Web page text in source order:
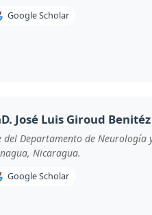
Google Scholar
José Luis Giroud Benitéz
del Departamento de
Nicaragua.
Google Scholar